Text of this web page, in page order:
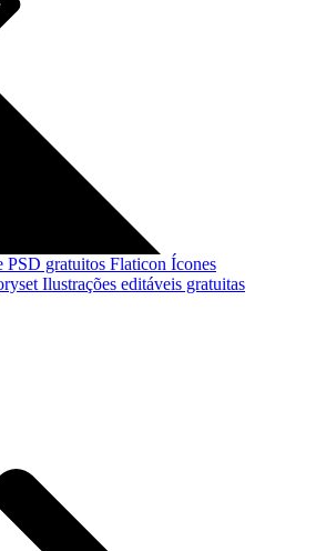
PSD gratuitos Flaticon Ícones
Ilustrações editáveis gratuitas